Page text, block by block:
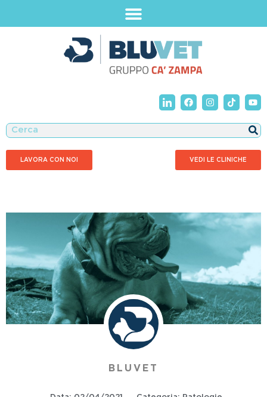
LAVORA CON NOI VEDI LE CLINICHE
BLUVET